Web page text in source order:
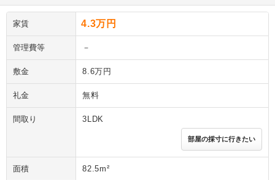
家賃 4.3万円
管理費等 －
敷金 8.6万円
礼金 無料
間取り 3LDK
部屋の採寸に行きたい
面積 82.5m²